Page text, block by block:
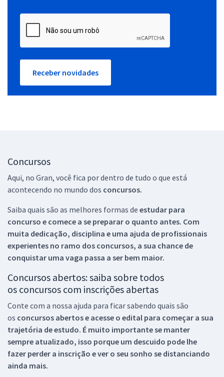
Receber novidades
Concursos
Aqui, no Gran, você fica por dentro de tudo o que está
acontecendo no mundo dos concursos.
Saiba quais são as melhores formas de estudar para
concurso e comece a se preparar o quanto antes. Com
muita dedicação, disciplina e uma ajuda de profissionais
experientes no ramo dos concursos, a sua chance de
conquistar uma vaga passa a ser bem maior.
Concursos abertos: saiba sobre todos
os concursos com inscrições abertas
Conte com a nossa ajuda para ficar sabendo quais são
os concursos abertos e acesse o edital para começar a sua
trajetória de estudo. É muito importante se manter
sempre atualizado, isso porque um descuido pode lhe
fazer perder a inscrição e ver o seu sonho se distanciando
ainda mais.